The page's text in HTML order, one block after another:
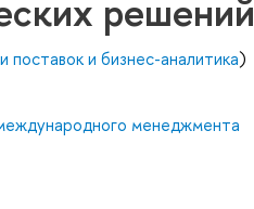
решений
поставок и бизнес-аналитика)
менеджмента